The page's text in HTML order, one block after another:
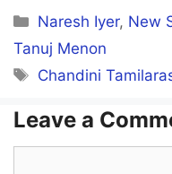
Nee Unakkulla Kelvi
Aen Edhukkindha
Why Intha Mudivillaa
Karum Poi Ulagathile
Categories
Naresh Iyer, New
Tanuj Menon
Tags
Chandini
Leave a